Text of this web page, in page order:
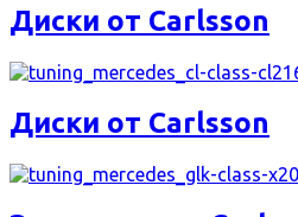
Диски от Carlsson
Диски от Carlsson